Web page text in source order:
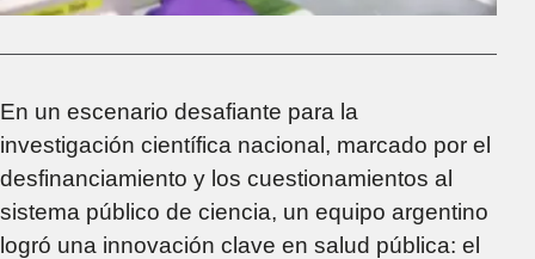
En un escenario desafiante para la
investigación científica nacional, marcado por el
desfinanciamiento y los cuestionamientos al
sistema público de ciencia, un equipo argentino
logró una innovación clave en salud pública: el